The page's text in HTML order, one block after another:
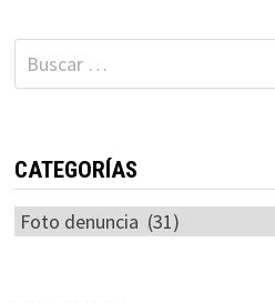
Buscar:
CATEGORÍAS
Categorías